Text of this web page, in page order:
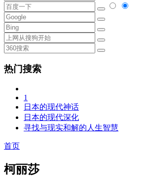
热门搜索
1
日本的现代神话
日本的现代深化
寻找与现实和解的人生智慧
首页
柯丽莎